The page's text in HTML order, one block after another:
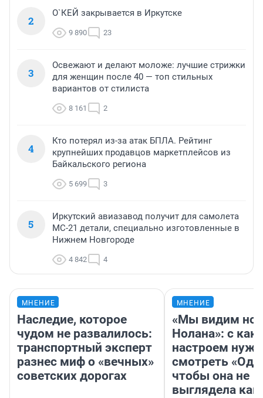
2
О`КЕЙ закрывается в Иркутске
9 890 23
3
Освежают и делают моложе: лучшие стрижки
для женщин после 40 — топ стильных
вариантов от стилиста
8 161 2
4
Кто потерял из-за атак БПЛА. Рейтинг
крупнейших продавцов маркетплейсов из
Байкальского региона
5 699 3
5
Иркутский авиазавод получит для самолета
МС-21 детали, специально изготовленные в
Нижнем Новгороде
4 842 4
МНЕНИЕ
Наследие, которое
чудом не развалилось:
транспортный эксперт
разнес миф о «вечных»
советских дорогах
МНЕНИЕ
«Мы видим
Нолана»: с
настроем
смотреть
чтобы она не
выглядела как